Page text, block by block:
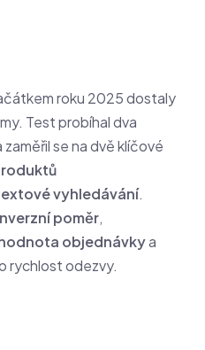
roku 2025 dostaly
Test probíhal dva
se na dvě klíčové
vyhledávání.
poměr,
objednávkya
rychlost odezvy.